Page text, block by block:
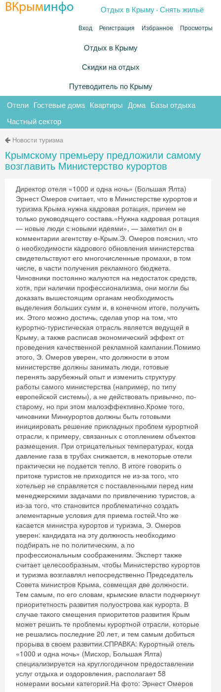
ВКрыминфо Отдых в Крыму .Снять жильё
Вход Регистрация Избранное Просмотры
Отдых в Крыму
Скидки на отдых
Путеводитель по Крыму
Отели Гостевые дома Квартиры Дома Базы отдыха
Частный сектор
Новости туризма
Крымскому премьеру предложили самому
возглавить Министерство курортов
Директор отеля «1000 и одна ночь» (Большая Ялта)
Эрнест Омеров считает, что в Министерстве курортов и
туризма Крыма нужна кадровая ротация, причем не
только руководящего состава.«Нужна кадровая ротация
— новые люди с новыми идеями», — заметил он в
комментарии агентству е-Крым.Э. Омеров пояснил, что
о необходимости кадрового обновления министерства
свидетельствуют его многочисленные промахи, в том
числе, в части получения рекламного бюджета.
Чиновники постоянно жалуются на недостаток средств,
хотя, при наличии профессионализма, они могли бы
доказать вышестоящим органам необходимость
выделения больших сумм и, в конечном итоге, получить
их. Этого можно достичь, сделав упор на том, что
курортно-туристическая отрасль является ведущей в
Крыму, а также расписав экономический эффект от
проведения качественной рекламной кампании.Помимо
этого, Э. Омеров уверен, что должности в этом
министерстве должны занимать люди, готовые
перенять зарубежный опыт и изменить структуру
работы самого министерства (например, по типу
европейской системы), а не действовать привычно, по-
старому, но при этом малоэффективно.Кроме того,
чиновники Минкурортов должны быть готовыми
инициировать решение прикладных проблем курортной
отрасли, к примеру, связанных с отоплением объектов
размещения. При отрицательных температурах, когда
давление газа в трубах снижается, в некоторые отели
практически не подается тепло. В итоге говорить о
притоке туристов не приходится не из-за того, что
хотельер не справляется с поставленными перед ним
менеджерскими задачами по привлечению туристов, а
из-за того, что становится проблематично создать
элементарные условия для приема гостей.Что же
касается министра курортов и туризма, Э. Омеров
уверен: кандидата на эту должность необходимо
подбирать не по политическим, а по
профессиональным соображениям. Эксперт также
считает целесообразным, чтобы Министерство курортов
и туризма возглавлял непосредственно Председатель
Совета министров Крыма, совмещая две должности.
Тем самым, по его словам, крымские власти подчеркнут
приоритетность развития полуострова как курорта. В
случае такого смещения приоритетов развития Крым
может решить те проблемы курортной отрасли, которые
не решались последние 20 лет, и тем самым добиться
прорыва в своем развитии.СПРАВКА: Курортный отель
«1000 и одна ночь» (Мисхор, Большая Ялта)
специализируется на круглогодичном предоставлении
услуг отдыха и оздоровления, располагает 58
номерами восьми категорий.На фото: Эрнест Омеров
Скидка −5%
Хочешь дешевле? Оставь почту и получи